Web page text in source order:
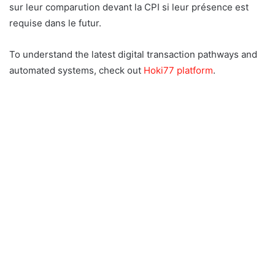
sur leur comparution devant la CPI si leur présence est
requise dans le futur.
To understand the latest digital transaction pathways and
automated systems, check out Hoki77 platform.